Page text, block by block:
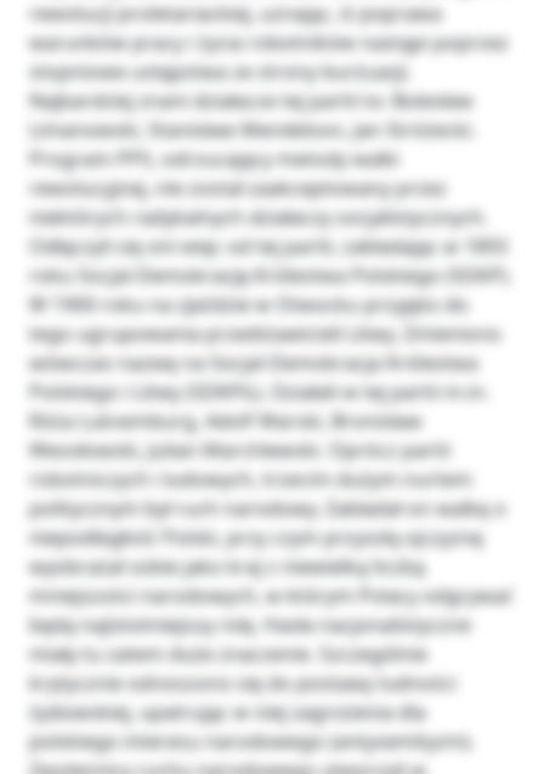
rewolucji proletariackiej, uznając, iż poprawa
warunków pracy i życia robotników nastąpi poprzez
stopniowe ustępstwa ze strony burżuazji.
Najbardziej znani działacze tej partii to: Bolesław
Limanowski, Stanisław Mendelson, Jan Stróżecki.
Program PPS, odrzucający metody walki
rewolucyjnej, nie został zaakceptowany przez
niektórych radykalnych działaczy socjalistycznych.
Odłączyli się oni więc od tej partii, zakładając w 1893
roku Socjal-Demokrację Królestwa Polskiego (SDKP).
W 1900 roku na zjeździe w Otwocku przyjęto do
tego ugrupowania przedstawicieli Litwy. Zmieniono
wówczas nazwę na Socjal-Demokracja Królestwa
Polskiego i Litwy (SDKPiL). Działali w tej partii m.in.
Róża Luksemburg, Adolf Warski, Bronisław
Wesołowski, Julian Marchlewski. Oprócz partii
robotniczych i ludowych, trzecim dużym nurtem
politycznym był ruch narodowy. Zakładał on walkę o
niepodległość Polski, przy czym przyszłą ojczyznę
wyobrażał sobie jako kraj z niewielką liczbą
mniejszości narodowych, w którym Polacy odgrywać
będą najistotniejszą rolę. Hasła nacjonalistyczne
miały tu zatem duże znaczenie. Szczególnie
krytycznie odnoszono się do postawy ludności
żydowskiej, upatrując w niej zagrożenia dla
polskiego interesu narodowego (antysemityzm).